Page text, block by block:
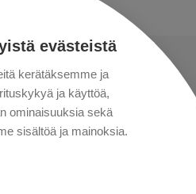
evästeistä
kerätäksemme ja
ja käyttöä,
ominaisuuksia sekä
sisältöä ja mainoksia.